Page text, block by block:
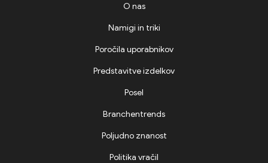
O nas
Namigi in triki
Poročila uporabnikov
Predstavitve izdelkov
Posel
Branchentrends
Poljudno znanost
Politika vračil